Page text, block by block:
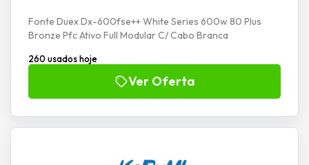
Fonte Duex Dx-600fse++ White Series 600w 80 Plus
Bronze Pfc Ativo Full Modular C/ Cabo Branca
260 usados hoje
Ver Oferta